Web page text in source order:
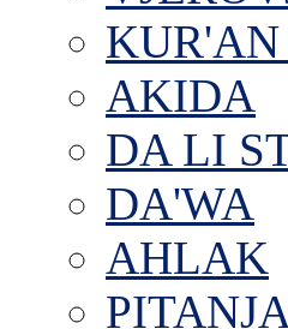
AKIDA
DA LI
DA'WA
AHLAK